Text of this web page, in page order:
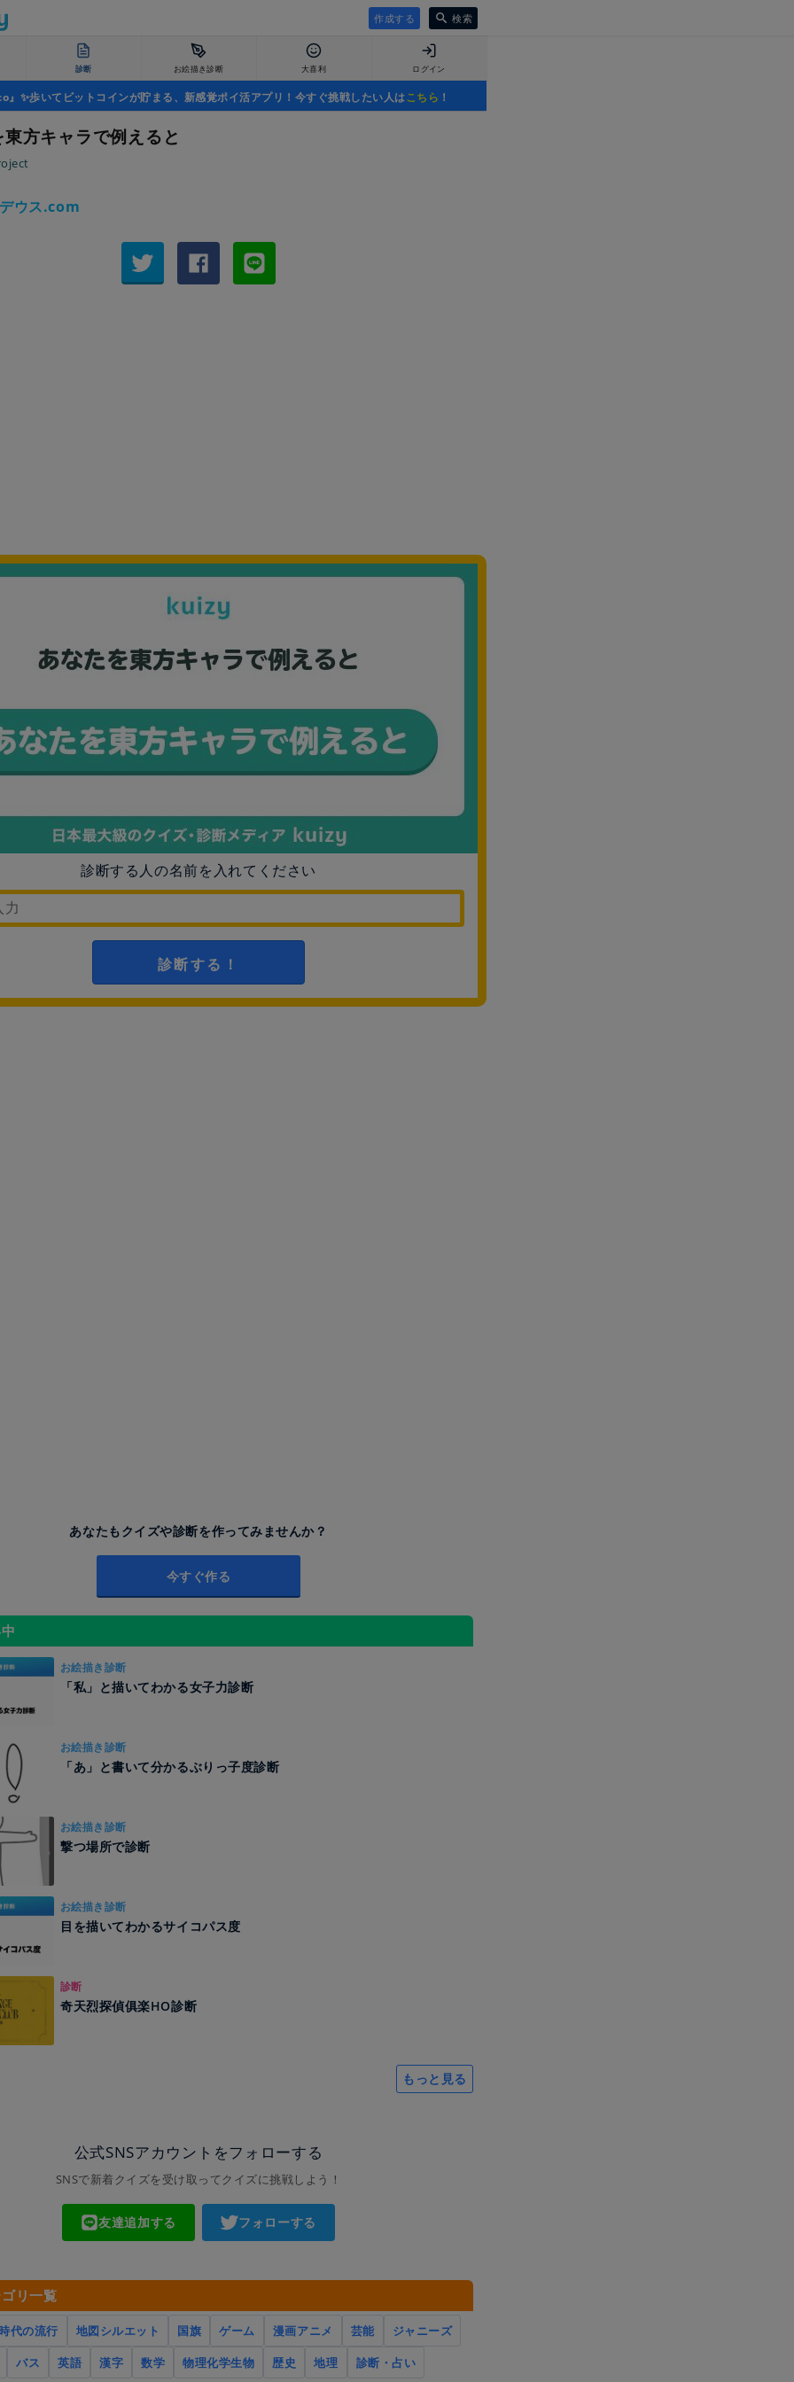
作成する 検索
診断 お絵描き診断 大喜利 ログイン
』✨歩いてビットコインが貯まる、新感覚ポイ活アプリ！今すぐ挑戦したい人はこちら ！
方キャラで例えると
ウス.com
診断する人の名前を入れてください
診断する！
あなたもクイズや診断を作ってみませんか？
今すぐ作る
お絵描き診断
「私」と描いてわかる女子力診断
お絵描き診断
「あ」と書いて分かるぶりっ子度診断
お絵描き診断
撃つ場所で診断
お絵描き診断
目を描いてわかるサイコパス度
診断
奇天烈探偵俱楽HO診断
もっと見る
公式SNSアカウントをフォローする
SNSで新着クイズを受け取ってクイズに挑戦しよう！
友達追加する フォローする
リ一覧
代の流行 地図シルエット 国旗 ゲーム 漫画アニメ 芸能
ジャニーズ
バス
英語 漢字 数学 物理化学生物 歴史 地理 診断・占い